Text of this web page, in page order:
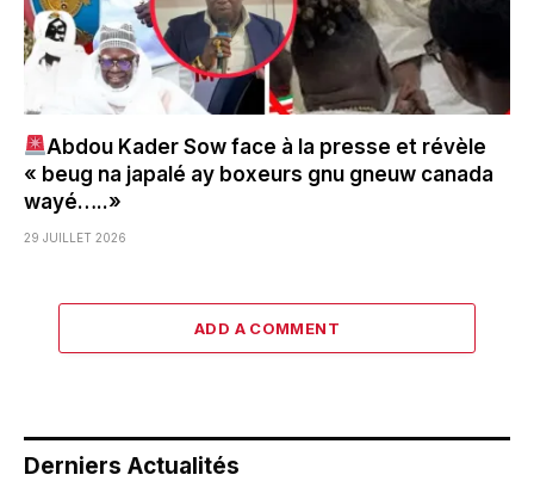
Abdou Kader Sow face à la presse et révèle
« beug na japalé ay boxeurs gnu gneuw canada
wayé…..»
29 JUILLET 2026
ADD A COMMENT
Derniers Actualités